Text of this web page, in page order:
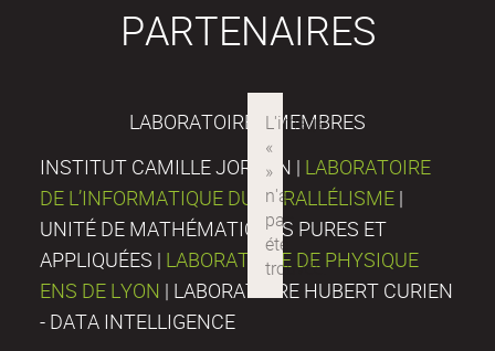
PARTENAIRES
LABORATOIRES MEMBRES
INSTITUT CAMILLE JORDAN | LABORATOIRE
DE L’INFORMATIQUE DU PARALLÉLISME |
UNITÉ DE MATHÉMATIQUES PURES ET
APPLIQUÉES | LABORATOIRE DE PHYSIQUE
ENS DE LYON | LABORATOIRE HUBERT CURIEN
- DATA INTELLIGENCE